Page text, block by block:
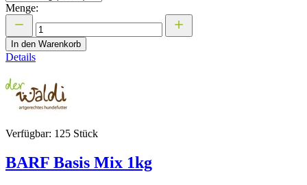
Menge:
In den Warenkorb
Details
Verfügbar: 125 Stück
BARF Basis Mix 1kg